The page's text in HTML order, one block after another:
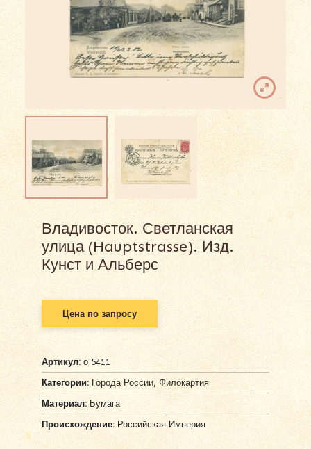
Владивосток. Светланская
улица (Hauptstrasse). Изд.
Кунст и Альберс
Цена по запросу
Артикул:о 5411
Категории: Города России, Филокартия
Материал:Бумага
Происхождение: Российская Империя